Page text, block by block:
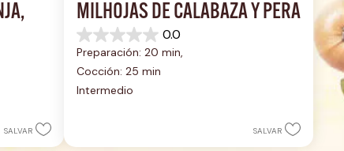
SALVAR
MILHOJAS DE CALABAZA Y PERA
0.0
0.0
de
5
estrellas.
Preparación: 20 min,
Cocción: 25 min
Intermedio
SALVAR